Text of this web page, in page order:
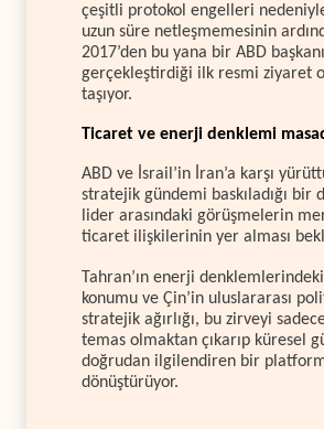
çeşitli protokol engelleri
uzun süre netleşmemesinin
2017’den bu yana bir ABD
gerçekleştirdiği ilk resmi ziyaret
taşıyor.
Ticaret ve enerji denklemi
ABD ve İsrail’in İran’a karşı
stratejik gündemi baskıladığı bir
lider arasındaki görüşmelerin
ticaret ilişkilerinin yer alması
Tahran’ın enerji
konumu ve Çin’in uluslararası
stratejik ağırlığı, bu zirveyi
temas olmaktan çıkarıp küresel
doğrudan ilgilendiren bir
dönüştürüyor.